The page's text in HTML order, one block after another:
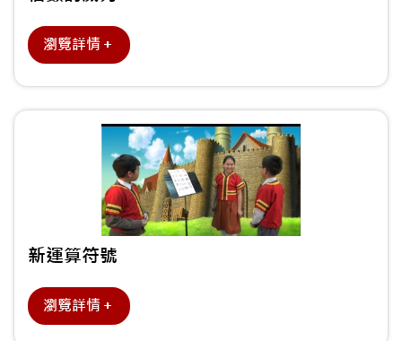
瀏覽詳情＋
新運算符號
瀏覽詳情＋